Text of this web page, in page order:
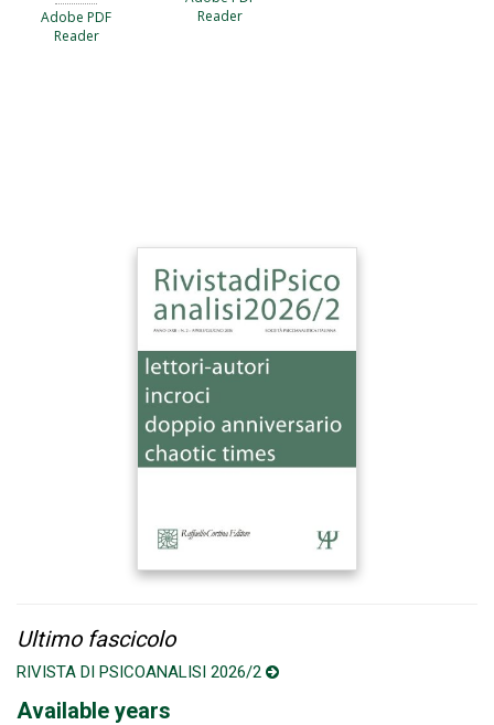
Adobe PDF
Reader
Reader
Ultimo fascicolo
RIVISTA DI PSICOANALISI 2026/2
Available years